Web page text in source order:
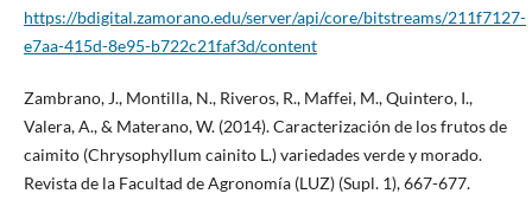
https://bdigital.zamorano.edu/server/api/core/bitstreams/211f7127-
e7aa-415d-8e95-b722c21faf3d/content
Zambrano, J., Montilla, N., Riveros, R., Maffei, M., Quintero, I.,
Valera, A., & Materano, W. (2014). Caracterización de los frutos de
caimito (Chrysophyllum cainito L.) variedades verde y morado.
Revista de la Facultad de Agronomía (LUZ) (Supl. 1), 667-677.